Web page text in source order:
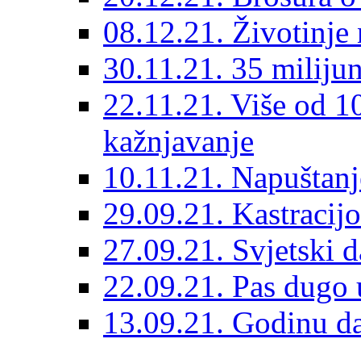
08.12.21.
30.11.21. 35
22.11.21. Više od
kažnjavanje
10.11.21.
29.09.21.
27.09.21. Svjetski
22.09.21. Pas
13.09.21. Godinu